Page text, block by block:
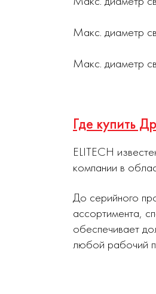
Макс. диаметр
Макс. диаметр
Где купить
ELITECH
компании в
До серийного
ассортимента,
обеспечивает
любой рабочий